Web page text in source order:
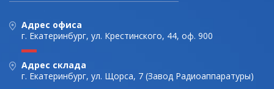
Адрес офиса
г. Екатеринбург, ул. Крестинского, 44, оф. 900
Адрес склада
г. Екатеринбург, ул. Щорса, 7 (Завод Радиоаппаратуры)